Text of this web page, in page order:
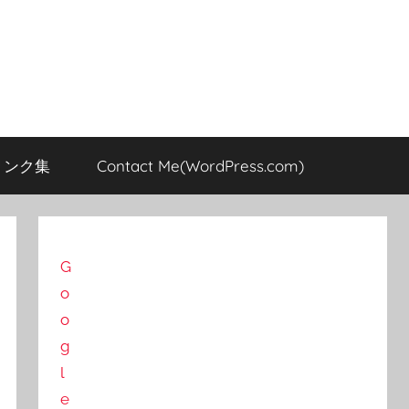
ク集 Contact Me(WordPress.com)
G
o
o
g
l
e